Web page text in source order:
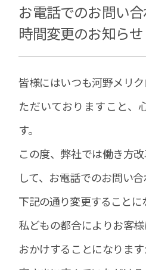
お電話でのお問い
時間変更のお知らせ
皆様にはいつも河野メリ
ただいておりますこと、
す。
この度、弊社では働き方
して、お電話でのお問い
下記の通り変更することに
私どもの都合によりお客
おかけすることになりま